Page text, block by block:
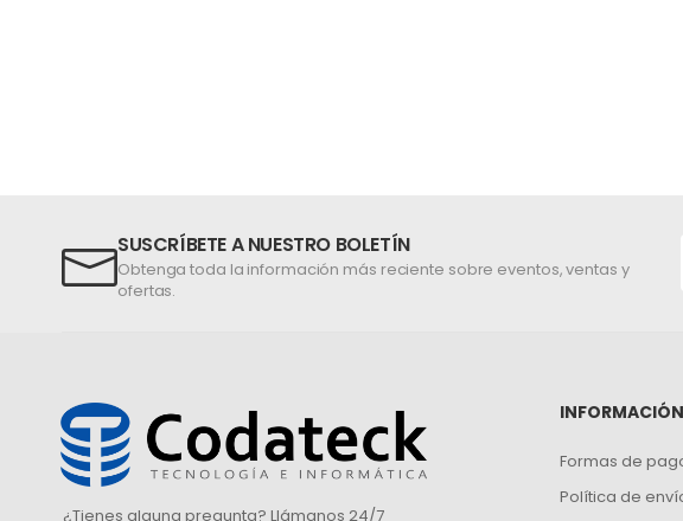
SUSCRÍBETE A NUESTRO BOLETÍN
Obtenga toda la información más reciente sobre eventos, ventas y
ofertas.
¿Tienes alguna pregunta? Llámanos 24/7
INFORMACIÓN
Formas de
Política de